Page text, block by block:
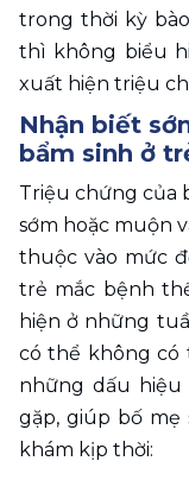
trong thời kỳ
thì không biểu
xuất hiện triệu
Nhận biết
bẩm sinh ở
Triệu chứng của
sớm hoặc muộn
thuộc vào mức
trẻ mắc bệnh
hiện ở những
có thể không có
những dấu
gặp, giúp bố
khám kịp thời: